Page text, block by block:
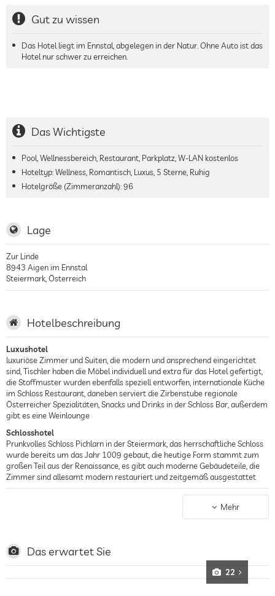
Gut zu wissen
Das Hotel liegt im Ennstal, abgelegen in der Natur. Ohne Auto ist das
Hotel nur schwer zu erreichen.
Das Wichtigste
Pool, Wellnessbereich, Restaurant, Parkplatz, W-LAN kostenlos
Hoteltyp: Wellness, Romantisch, Luxus, 5 Sterne, Ruhig
Hotelgröße (Zimmeranzahl):96
Lage
Zur Linde
8943 Aigen im Ennstal
Steiermark Österreich
Hotelbeschreibung
Luxushotel
luxuriöse Zimmer und Suiten, die modern und ansprechend eingerichtet
sind, Tischler haben die Möbel individuell und extra für das Hotel gefertigt,
die Stoffmuster wurden ebenfalls speziell entworfen, internationale Küche
im Schloss Restaurant, daneben serviert die Zirbenstube regionale
Österreicher Spezialitäten, Snacks und Drinks in der Schloss Bar, außerdem
gibt es eine Weinlounge
Schlosshotel
Prunkvolles Schloss Pichlarn in der Steiermark, das herrschaftliche Schloss
wurde bereits um das Jahr 1009 gebaut, die heutige Form stammt zum
großen Teil aus der Renaissance, es gibt auch moderne Gebäudeteile, die
Zimmer sind allesamt modern restauriert und zeitgemäß ausgestattet
4.500 qm großer Wellnessbereich „Linden Spa“ mit Badelandschaft
inklusive Innen- und Außenschwimmbecken und In- und Outdoor-
werden angeboten, breites Angebot an Anwendungen – von klassischen
Massagen über Behandlungen mit der karibischen Naturkosmetiklinie
LIGNE ST BARTH bis hin zu ayurvedischen Massagen Behandlungen
Mehr
Das erwartet Sie
22